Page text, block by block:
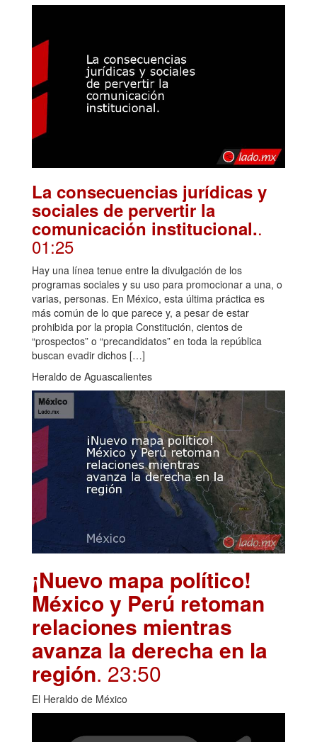
La consecuencias jurídicas y
sociales de pervertir la
comunicación institucional..
01:25
Hay una línea tenue entre la divulgación de los
programas sociales y su uso para promocionar a una, o
varias, personas. En México, esta última práctica es
más común de lo que parece y, a pesar de estar
prohibida por la propia Constitución, cientos de
“prospectos” o “precandidatos” en toda la república
buscan evadir dichos […]
Heraldo de Aguascalientes
¡Nuevo mapa político!
México y Perú retoman
relaciones mientras
avanza la derecha en la
región. 23:50
El Heraldo de México